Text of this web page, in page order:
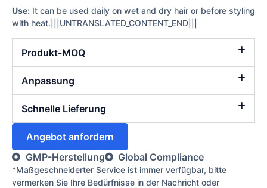
Use: It can be used daily on wet and dry hair or before styling
with heat.|||UNTRANSLATED_CONTENT_END|||
Produkt-MOQ
Anpassung
Schnelle Lieferung
Angebot anfordern
GMP-Herstellung
Global Compliance
*Maßgeschneiderter Service ist immer verfügbar, bitte
vermerken Sie Ihre Bedürfnisse in der Nachricht oder